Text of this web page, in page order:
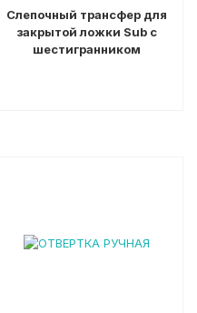
Слепочный трансфер для
закрытой ложки Sub с
шестигранником